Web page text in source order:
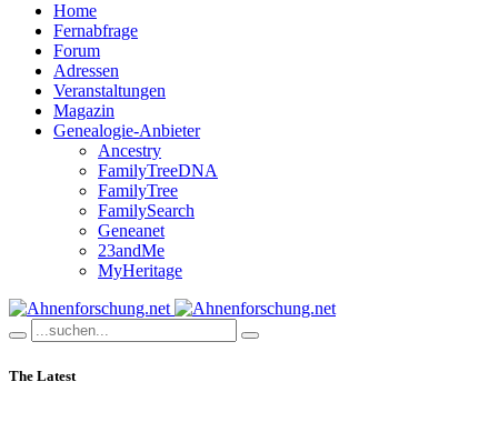
Home
Fernabfrage
Forum
Adressen
Veranstaltungen
Magazin
Genealogie-Anbieter
Ancestry
FamilyTreeDNA
FamilyTree
FamilySearch
Geneanet
23andMe
MyHeritage
The Latest